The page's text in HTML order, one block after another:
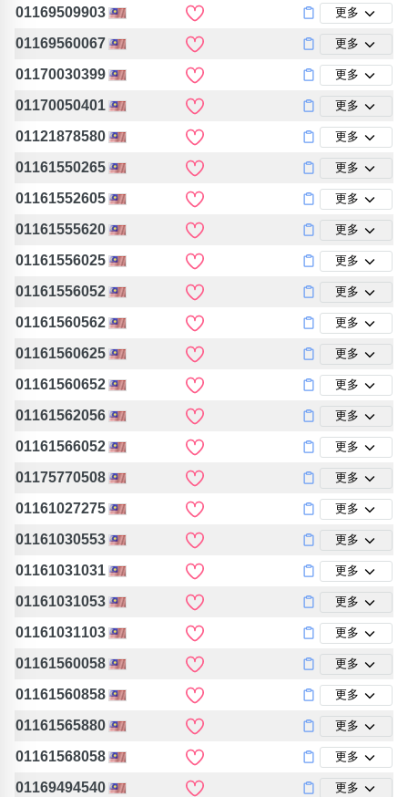
01169509903 更多
01169560067 更多
01170030399 更多
01170050401 更多
01121878580 更多
01161550265 更多
01161552605 更多
01161555620 更多
01161556025 更多
01161556052 更多
01161560562 更多
01161560625 更多
01161560652 更多
01161562056 更多
01161566052 更多
01175770508 更多
01161027275 更多
01161030553 更多
01161031031 更多
01161031053 更多
01161031103 更多
01161560058 更多
01161560858 更多
01161565880 更多
01161568058 更多
01169494540 更多